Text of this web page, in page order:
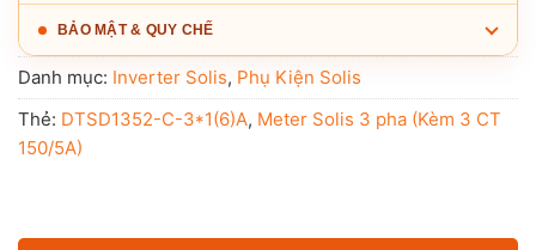
BẢO MẬT & QUY CHẾ
Danh mục: Inverter Solis, Phụ Kiện Solis
Thẻ: DTSD1352-C-3*1(6)A, Meter Solis 3 pha (Kèm 3 CT
150/5A)